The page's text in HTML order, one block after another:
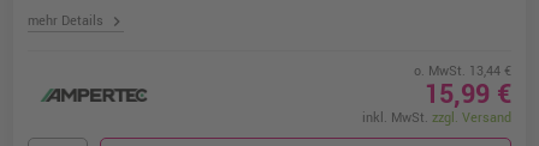
mehr Details chevron_right
o. MwSt. 13,44 €
15,99 €
inkl. MwSt. zzgl. Versand